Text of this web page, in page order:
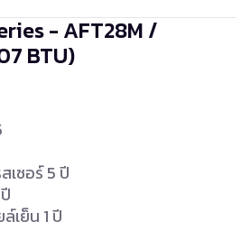
- AFT28M /
BTU)
เซอร์ 5 ปี
เย็น 1 ปี